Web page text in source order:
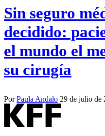
Sin seguro
decidido:
el mundo el
su cirugía
PorPaula Andalo 29 de julio de